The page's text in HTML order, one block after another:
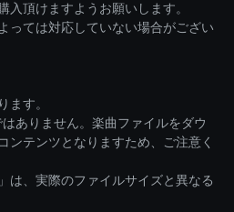
入頂けますようお願いします。
っては対応していない場合がござい
ます。
ありません。楽曲ファイルをダウ
ンテンツとなりますため、ご注意く
は、実際のファイルサイズと異なる